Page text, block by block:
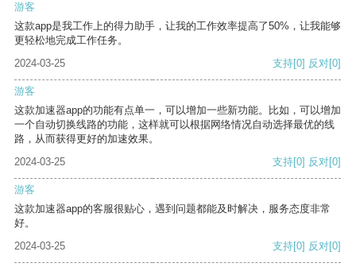
游客
这款app是我工作上的得力助手，让我的工作效率提高了50%，让我能够
更轻松地完成工作任务。
2024-03-25
支持[0] 反对[0]
游客
这款加速器app的功能有点单一，可以增加一些新功能。比如，可以增加
一个自动切换线路的功能，这样就可以根据网络情况自动选择最优的线
路，从而获得更好的加速效果。
2024-03-25
支持[0] 反对[0]
游客
这款加速器app的客服很贴心，遇到问题都能及时解决，服务态度非常
好。
2024-03-25
支持[0] 反对[0]